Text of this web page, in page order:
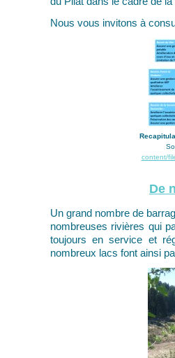
Nous vous invitons à
content/
De
Un grand nombre de
nombreuses rivières qui
toujours en service et
nombreux lacs font ainsi